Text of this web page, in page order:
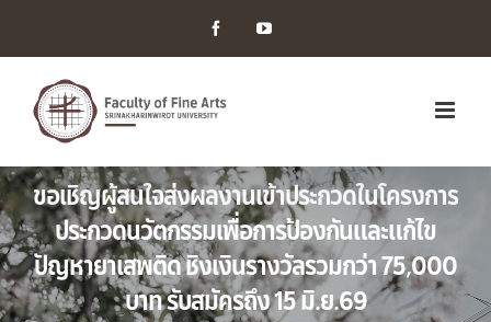
FacebookYouTube
ขอเชิญผู้สนใจส่งผลงานเข้าประกวดในโครงการ
ประกวดนวัตกรรมเพื่อการป้องกันและแก้ไข
ปัญหายาเสพติด ชิงเงินรางวัลรวมกว่า 75,000
บาท รับสมัครถึง 15 มิ.ย.69